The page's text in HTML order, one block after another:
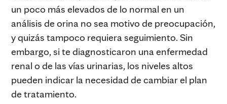
un poco más elevados de lo normal en un
análisis de orina no sea motivo de preocupación,
y quizás tampoco requiera seguimiento. Sin
embargo, si te diagnosticaron una enfermedad
renal o de las vías urinarias, los niveles altos
pueden indicar la necesidad de cambiar el plan
de tratamiento.